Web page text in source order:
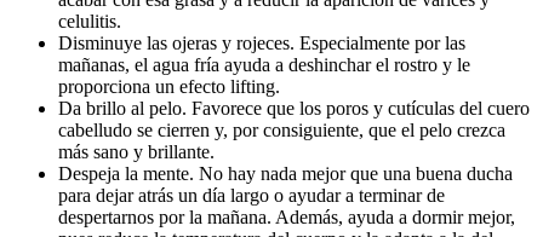
celulitis.
Disminuye las ojeras y rojeces. Especialmente por las
mañanas, el agua fría ayuda a deshinchar el rostro y le
proporciona un efecto lifting.
Da brillo al pelo. Favorece que los poros y cutículas del cuero
cabelludo se cierren y, por consiguiente, que el pelo crezca
más sano y brillante.
Despeja la mente. No hay nada mejor que una buena ducha
para dejar atrás un día largo o ayudar a terminar de
despertarnos por la mañana. Además, ayuda a dormir mejor,